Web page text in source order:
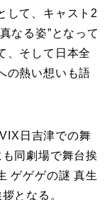
して、キャスト2
なる姿”となって
、そして日本全
の熱い想いも語
日吉津での舞
同劇場で舞台挨
ゲゲゲの謎 真生
となる。